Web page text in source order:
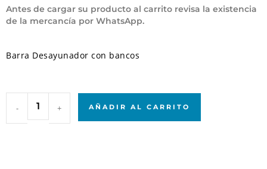
Antes de cargar su producto al carrito revisa la existencia
de la mercancía por WhatsApp.
Barra Desayunador con bancos
- + AÑADIR AL CARRITO